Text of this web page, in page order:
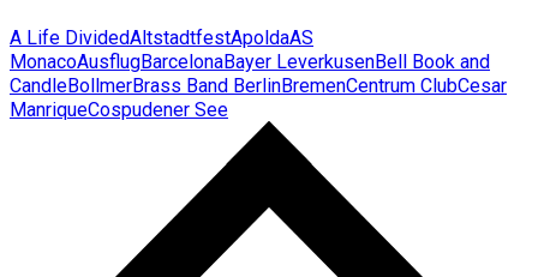
A Life DividedAltstadtfestApoldaAS
MonacoAusflugBarcelonaBayer LeverkusenBell Book and
CandleBollmerBrass Band BerlinBremenCentrum ClubCesar
ManriqueCospudener See